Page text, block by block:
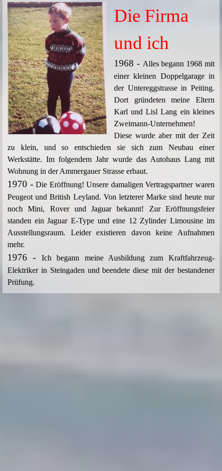
Die Firma
und ich
1968 - Alles begann 1968 mit
einer kleinen Doppelgarage in
der Untereggstrasse in Peiting.
Dort gründeten meine Eltern
Karl und Lisl Lang ein kleines
Zweimann-Unternehmen!
Diese wurde aber mit der Zeit
zu klein, und so entschieden sie sich zum Neubau einer
Werkstätte. Im folgendem Jahr wurde das Autohaus Lang mit
Wohnung in der Ammergauer Strasse erbaut.
1970 - Die Eröffnung! Unsere damaligen Vertragspartner waren
Peugeot und British Leyland. Von letzterer Marke sind heute nur
noch Mini, Rover und Jaguar bekannt! Zur Eröffnungsfeier
standen ein Jaguar E-Type und eine 12 Zylinder Limousine im
Ausstellungsraum. Leider existieren davon keine Aufnahmen
mehr.
1976 -
Ich begann meine Ausbildung zum Kraftfahrzeug-
Elektriker in Steingaden und beendete diese mit der bestandener
Prüfung.